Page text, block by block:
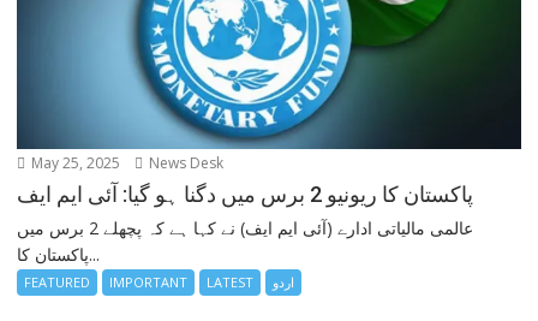
May 25, 2025 News Desk
پاکستان کا ریونیو 2 برس میں دگنا ہو گیا: آئی ایم ایف
عالمی مالیاتی ادارے (آئی ایم ایف) نے کہا ہے کہ پچھلے 2 برس میں
پاکستان کا...
FEATURED IMPORTANT LATEST اردو